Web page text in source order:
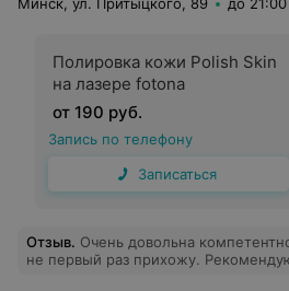
Полировка кожи Polish Skin
на лазере fotona
от 190 руб.
Запись по телефону
Записаться
Отзыв. Очень довольна
не первый раз прихожу.